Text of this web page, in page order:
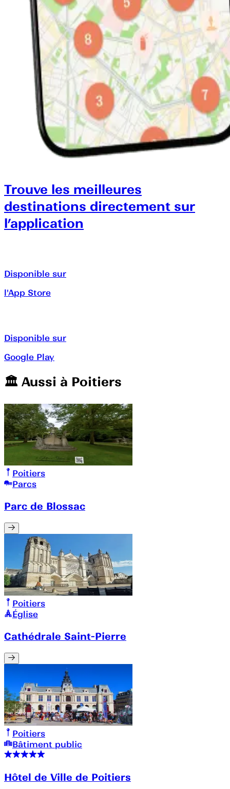
Trouve les meilleures
destinations directement sur
l’application
Disponible sur
l'App Store
Disponible sur
Google Play
🏛️️ Aussi à Poitiers
Poitiers
Parcs
Parc de Blossac
Poitiers
Église
Cathédrale Saint-Pierre
Poitiers
Bâtiment public
Hôtel de Ville de Poitiers